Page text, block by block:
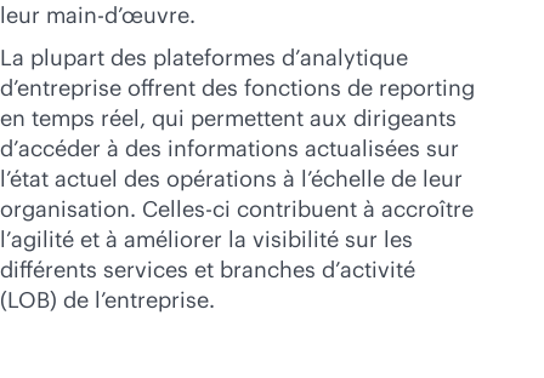
leur main-d’œuvre.
La plupart des plateformes d’analytique
d’entreprise offrent des fonctions de reporting
en temps réel, qui permettent aux dirigeants
d’accéder à des informations actualisées sur
l’état actuel des opérations à l’échelle de leur
organisation. Celles-ci contribuent à accroître
l’agilité et à améliorer la visibilité sur les
différents services et branches d’activité
(LOB) de l’entreprise.